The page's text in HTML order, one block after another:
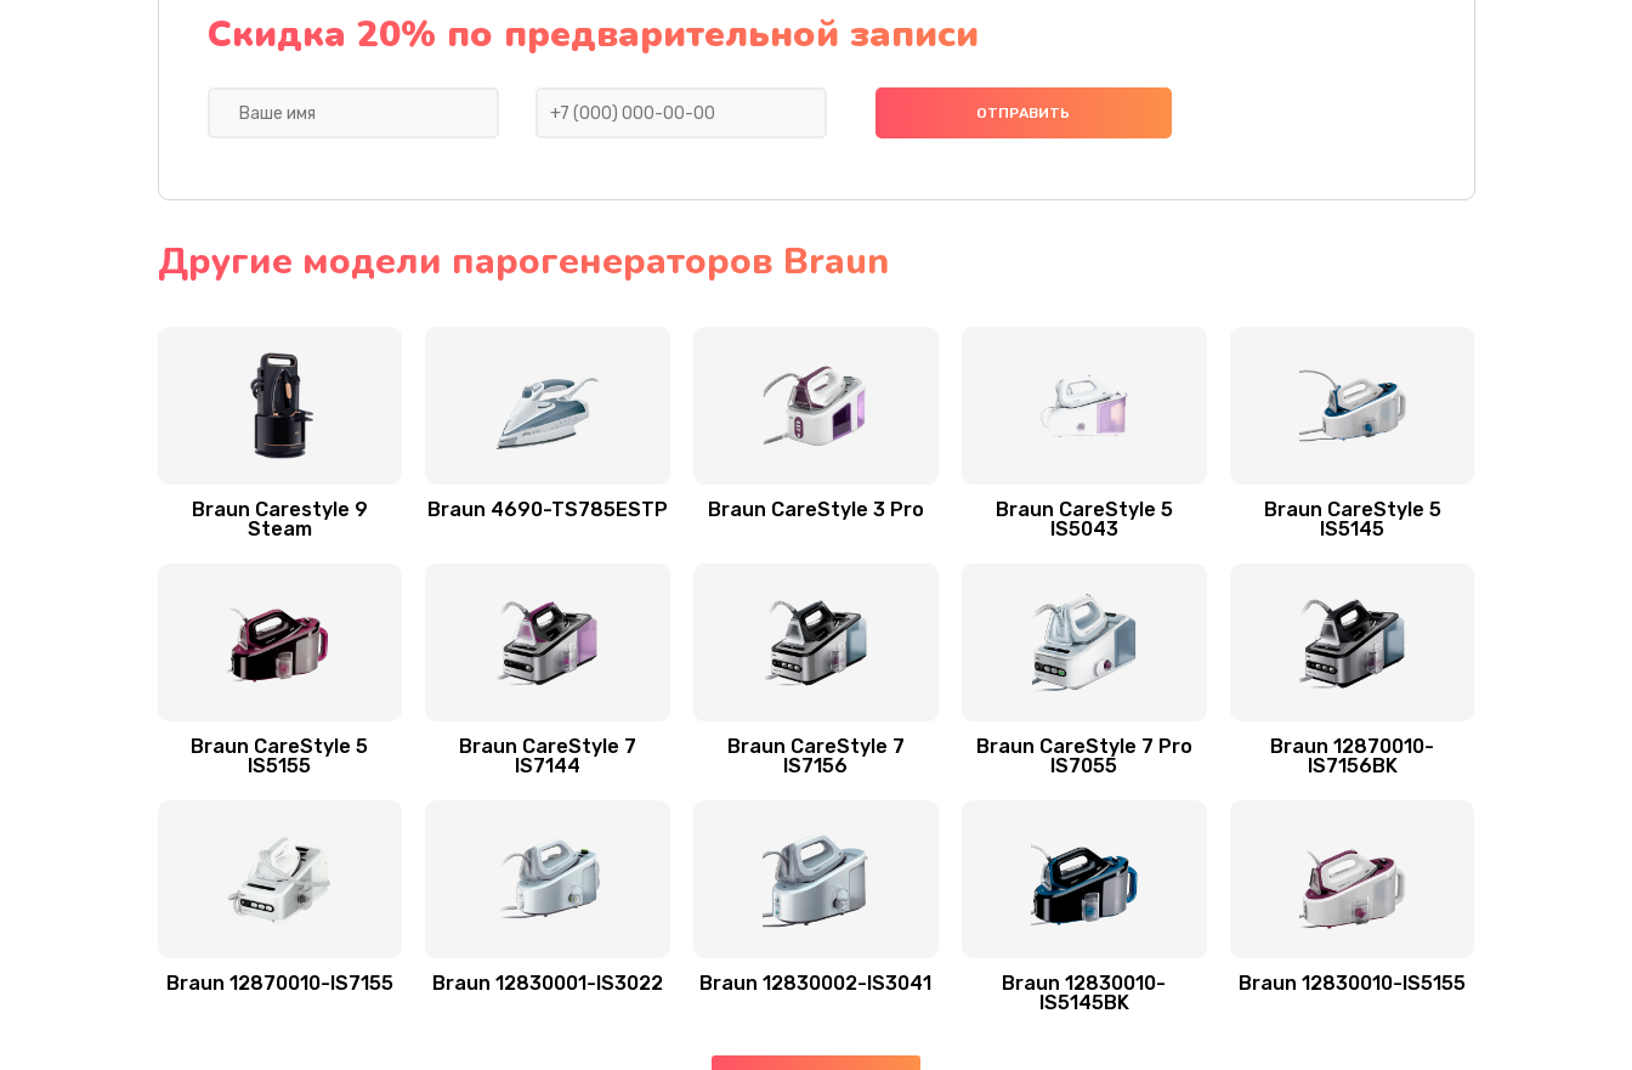
Скидка 20% по предварительной записи
Другие модели парогенераторов Braun
Braun Carestyle 9
Steam
Braun 4690-TS785ESTP Braun CareStyle 3 Pro
Braun CareStyle 5
IS5043
Braun CareStyle 5
IS5145
Braun CareStyle 5
IS5155
Braun CareStyle 7
IS7144
Braun CareStyle 7
IS7156
Braun CareStyle 7 Pro
IS7055
Braun 12870010-
IS7156BK
Braun 12870010-IS7155 Braun 12830001-IS3022 Braun 12830002-IS3041
Braun 12830010-
IS5145BK
Braun 12830010-IS5155